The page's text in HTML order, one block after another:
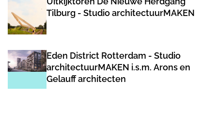
Tilburg - Studio architectuurMAKEN
Eden District Rotterdam - Studio
architectuurMAKEN i.s.m. Arons en
Gelauff architecten